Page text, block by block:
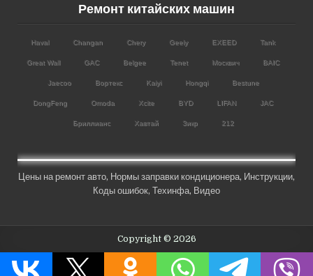
Ремонт китайских машин
Haval Changan Chery Geely EXEED Tank
Great Wall GAC Belgee Tenet Москвич BAIC
Jaecoo Вортекс Kaiyi Hongqi Bestune
DongFeng Omoda Xcite BYD LIFAN JAC
Бриллианс Хавтай Зикр 212
Цены на ремонт авто, Нормы заправки кондиционера, Инструкции,
Коды ошибок, Техинфа, Видео
Copyright © 2026